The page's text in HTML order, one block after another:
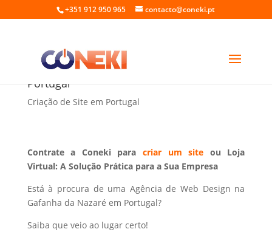
+351 912 950 965 contacto@coneki.pt
Web Design na Gafanha da Nazaré
Portugal
Criação de Site em Portugal
Contrate a Coneki para criar um site ou Loja
Virtual: A Solução Prática para a Sua Empresa
Está à procura de uma Agência de Web Design na
Gafanha da Nazaré em Portugal?
Saiba que veio ao lugar certo!